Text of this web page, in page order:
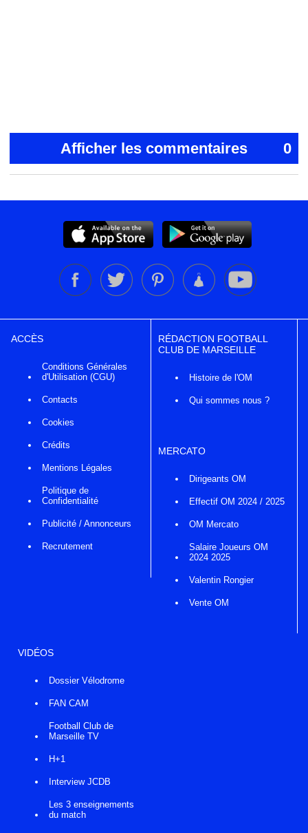
Afficher les commentaires 0
ACCÈS
Conditions Générales
d'Utilisation (CGU)
Contacts
Cookies
Crédits
Mentions Légales
Politique de
Confidentialité
Publicité / Annonceurs
Recrutement
RÉDACTION FOOTBALL
CLUB DE MARSEILLE
Histoire de l'OM
Qui sommes nous ?
MERCATO
Dirigeants OM
Effectif OM 2024 / 2025
OM Mercato
Salaire Joueurs OM
2024 2025
Valentin Rongier
Vente OM
VIDÉOS
Dossier Vélodrome
FAN CAM
Football Club de
Marseille TV
H+1
Interview JCDB
Les 3 enseignements
du match